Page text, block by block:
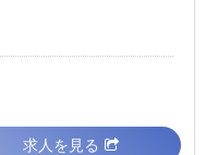
求人を見る